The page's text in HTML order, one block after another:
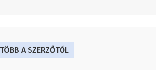
TÖBB A SZERZŐTŐL